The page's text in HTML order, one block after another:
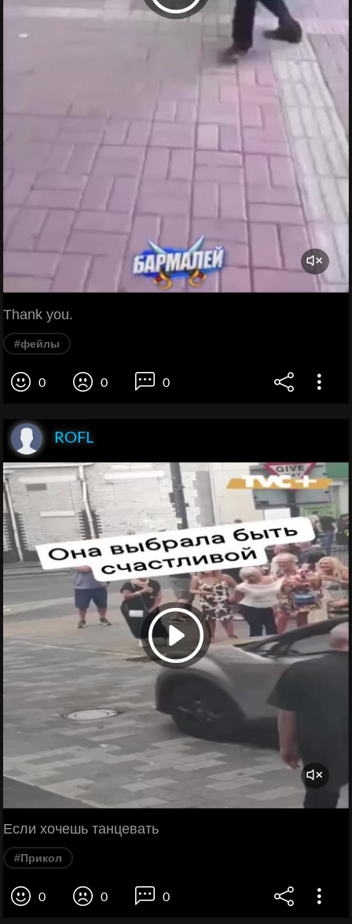
Thank you.
#фейлы
0 0 0
ROFL
Если хочешь танцевать
#Прикол
0 0 0